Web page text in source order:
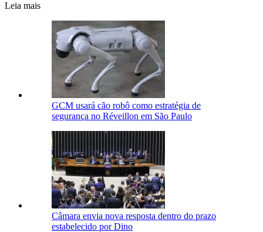
Leia mais
GCM usará cão robô como estratégia de
segurança no Réveillon em São Paulo
Câmara envia nova resposta dentro do prazo
estabelecido por Dino